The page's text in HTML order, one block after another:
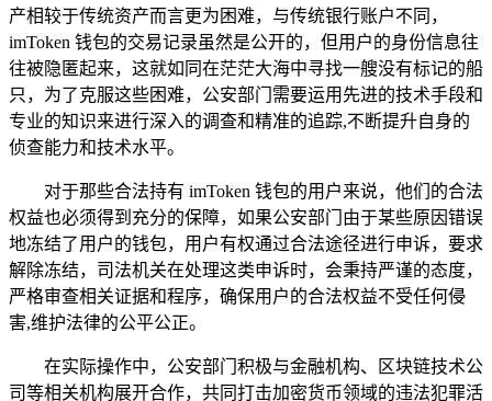
产相较于传统资产而言更为困难，与传统银行账户不同，
imToken 钱包的交易记录虽然是公开的，但用户的身份信息往
往被隐匿起来，这就如同在茫茫大海中寻找一艘没有标记的船
只，为了克服这些困难，公安部门需要运用先进的技术手段和
专业的知识来进行深入的调查和精准的追踪,不断提升自身的
侦查能力和技术水平。
对于那些合法持有 imToken 钱包的用户来说，他们的合法
权益也必须得到充分的保障，如果公安部门由于某些原因错误
地冻结了用户的钱包，用户有权通过合法途径进行申诉，要求
解除冻结，司法机关在处理这类申诉时，会秉持严谨的态度，
严格审查相关证据和程序，确保用户的合法权益不受任何侵
害,维护法律的公平公正。
在实际操作中，公安部门积极与金融机构、区块链技术公
司等相关机构展开合作，共同打击加密货币领域的违法犯罪活